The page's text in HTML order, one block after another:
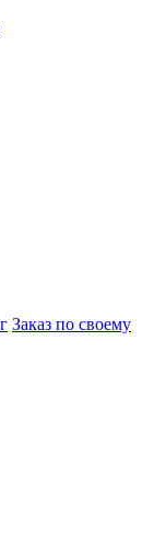
Заказ по своему